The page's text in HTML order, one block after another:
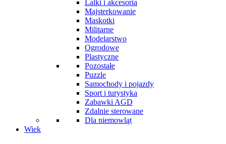
Lalki i akcesoria
Majsterkowanie
Maskotki
Militarne
Modelarstwo
Ogrodowe
Plastyczne
Pozostałe
Puzzle
Samochody i pojazdy
Sport i turystyka
Zabawki AGD
Zdalnie sterowane
Dla niemowląt
Wiek